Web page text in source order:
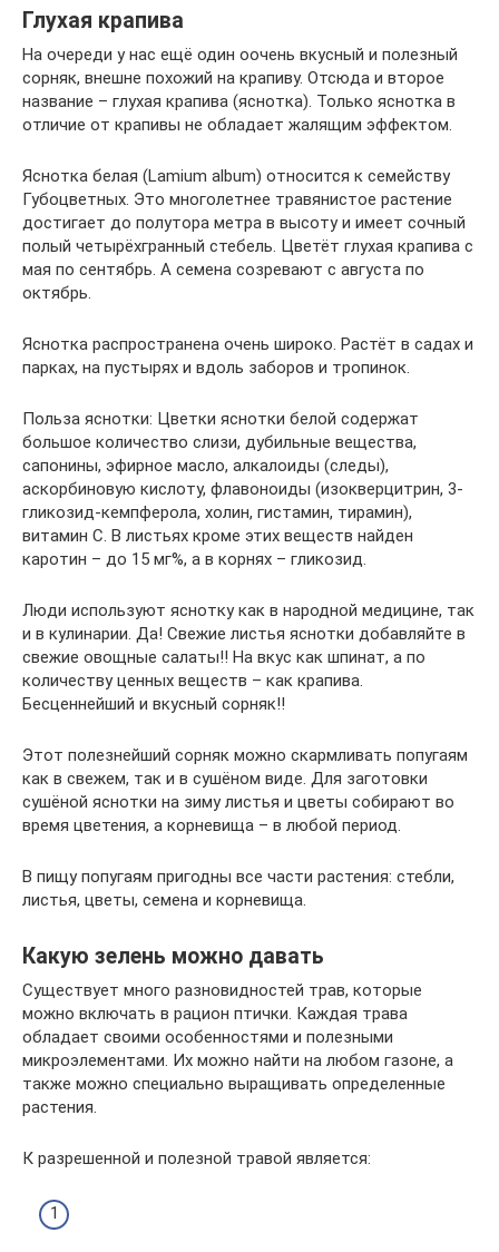
Глухая крапива
На очереди у нас ещё один оочень вкусный и полезный
сорняк, внешне похожий на крапиву. Отсюда и второе
название – глухая крапива (яснотка). Только яснотка в
отличие от крапивы не обладает жалящим эффектом.
Яснотка белая (Lamium album) относится к семейству
Губоцветных. Это многолетнее травянистое растение
достигает до полутора метра в высоту и имеет сочный
полый четырёхгранный стебель. Цветёт глухая крапива с
мая по сентябрь. А семена созревают с августа по
октябрь.
Яснотка распространена очень широко. Растёт в садах и
парках, на пустырях и вдоль заборов и тропинок.
Польза яснотки: Цветки яснотки белой содержат
большое количество слизи, дубильные вещества,
сапонины, эфирное масло, алкалоиды (следы),
аскорбиновую кислоту, флавоноиды (изокверцитрин, 3-
гликозид-кемпферола, холин, гистамин, тирамин),
витамин С. В листьях кроме этих веществ найден
каротин – до 15 мг%, а в корнях – гликозид.
Люди используют яснотку как в народной медицине, так
и в кулинарии. Да! Свежие листья яснотки добавляйте в
свежие овощные салаты!! На вкус как шпинат, а по
количеству ценных веществ – как крапива.
Бесценнейший и вкусный сорняк!!
Этот полезнейший сорняк можно скармливать попугаям
как в свежем, так и в сушёном виде. Для заготовки
сушёной яснотки на зиму листья и цветы собирают во
время цветения, а корневища – в любой период.
В пищу попугаям пригодны все части растения: стебли,
листья, цветы, семена и корневища.
Какую зелень можно давать
Существует много разновидностей трав, которые
можно включать в рацион птички. Каждая трава
обладает своими особенностями и полезными
микроэлементами. Их можно найти на любом газоне, а
также можно специально выращивать определенные
растения.
К разрешенной и полезной травой является: